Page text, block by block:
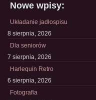
Nowe wpisy:
Układanie jadłospisu
8 sierpnia, 2026
Dla seniorów
7 sierpnia, 2026
Harlequin Retro
6 sierpnia, 2026
Fotografia